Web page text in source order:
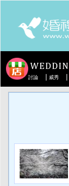
討論 威秀